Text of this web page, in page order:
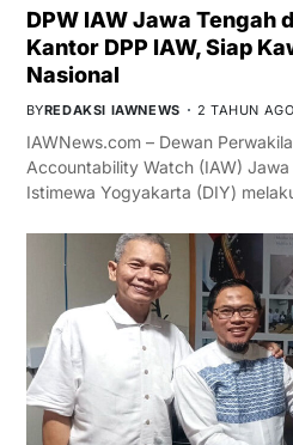
DPW IAW Jawa Tengah
Kantor DPP IAW, Siap
Nasional
BYREDAKSI IAWNEWS 2 TAHUN AGO
IAWNews.com – Dewan
Accountability Watch (IAW)
Istimewa Yogyakarta (DIY)